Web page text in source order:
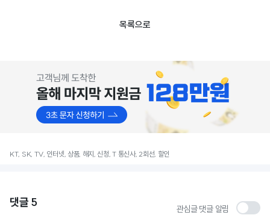
목록으로
KT, SK, TV, 인터넷, 상품, 해지, 신청, T 통신사, 2회선, 할인
댓글 5 관심글 댓글 알림